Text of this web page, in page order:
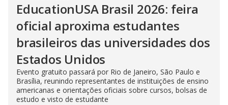
EducationUSA Brasil 2026: feira
oficial aproxima estudantes
brasileiros das universidades dos
Estados Unidos
Evento gratuito passará por Rio de Janeiro, São Paulo e
Brasília, reunindo representantes de instituições de ensino
americanas e orientações oficiais sobre cursos, bolsas de
estudo e visto de estudante